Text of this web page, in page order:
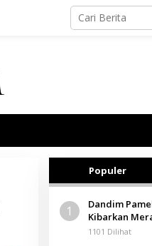
Populer
1
Dandim
Kibarkan
1101 Dilihat